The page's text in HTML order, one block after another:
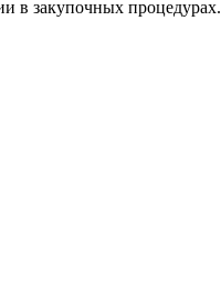
в закупочных процедурах.